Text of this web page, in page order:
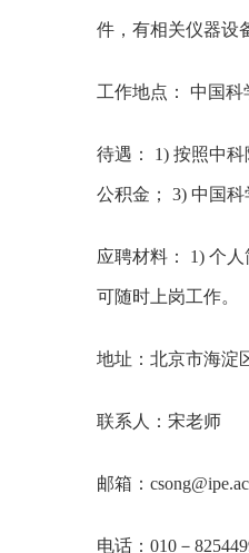
件，有相关仪器设
工作地点： 中国
待遇： 1) 按照中
公积金； 3) 中国
应聘材料： 1) 个
可随时上岗工作。
地址：北京市海淀
联系人：宋老师
邮箱：
电话：010－